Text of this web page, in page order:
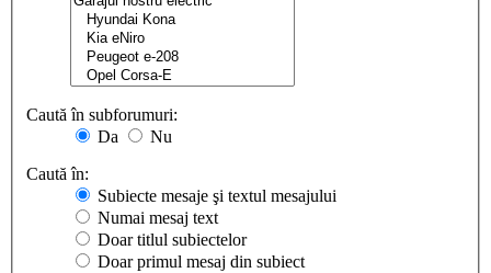
Caută în subforumuri:
Da
Nu
Caută în:
Subiecte mesaje şi textul mesajului
Numai mesaj text
Doar titlul subiectelor
Doar primul mesaj din subiect